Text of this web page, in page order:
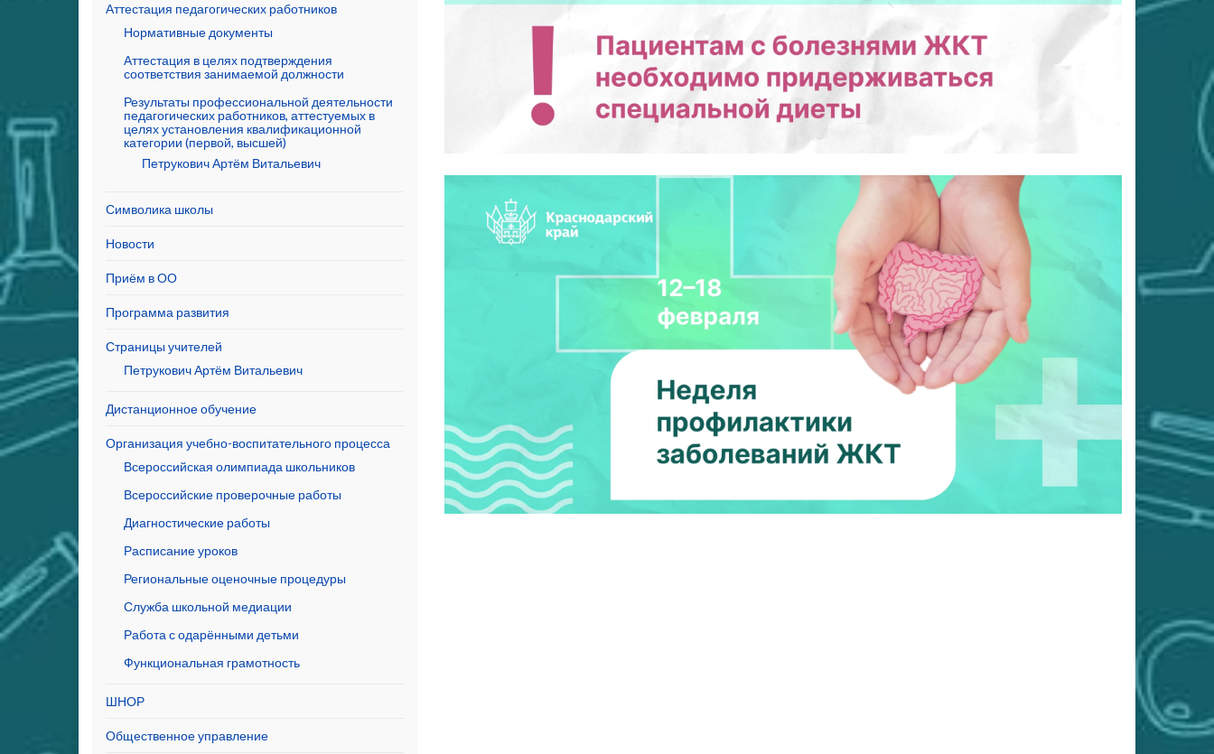
Аттестация педагогических работников
Нормативные документы
Аттестация в целях подтверждения
соответствия занимаемой должности
Результаты профессиональной деятельности
педагогических работников, аттестуемых в
целях установления квалификационной
категории (первой, высшей)
Петрукович Артём Витальевич
Символика школы
Новости
Приём в ОО
Программа развития
Страницы учителей
Петрукович Артём Витальевич
Дистанционное обучение
Организация учебно-воспитательного процесса
Всероссийская олимпиада школьников
Всероссийские проверочные работы
Диагностические работы
Расписание уроков
Региональные оценочные процедуры
Служба школьной медиации
Работа с одарёнными детьми
Функциональная грамотность
ШНОР
Общественное управление